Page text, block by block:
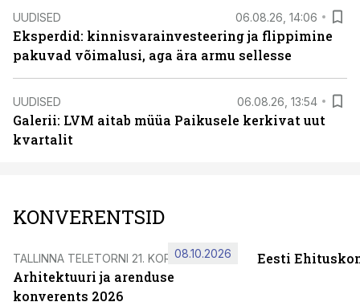
UUDISED 06.08.26, 14:06
Eksperdid: kinnisvarainvesteering ja flippimine
pakuvad võimalusi, aga ära armu sellesse
UUDISED 06.08.26, 13:54
Galerii: LVM aitab müüa Paikusele kerkivat uut
kvartalit
KONVERENTSID
TALLINNA TELETORNI 21. KORRUSEL
Arhitektuuri ja arenduse
konverents 2026
08.10.2026 Eesti